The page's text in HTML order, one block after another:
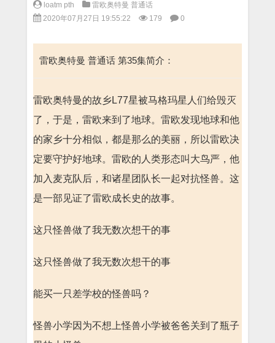
loatm pth
雷欧奥特曼 普通话
2020年07月27日 19:55:22
179 0
雷欧奥特曼 普通话 第35集简介：
雷欧奥特曼的故乡L77星被马格玛星人们给毁灭
了，于是，雷欧来到了地球。雷欧发现地球和他
的家乡十分相似，都是那么的美丽，所以雷欧决
定要守护好地球。雷欧的人类形态叫大鸟严，他
加入麦克队后，和诸星团队长一起对抗怪兽。这
是一部见证了雷欧成长史的故事。
这只怪兽做了我无数次想干的事
这只怪兽做了我无数次想干的事
能买一只差学校的怪兽吗？
怪兽小学因为不想上怪兽小学被爸爸关到了瓶子